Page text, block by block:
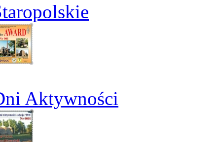
Aktywności